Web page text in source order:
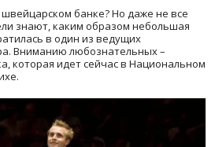
банке? Но даже не все
знают, каким образом небольшая
в один из ведущих
Вниманию любознательных –
которая идет сейчас в Национальном